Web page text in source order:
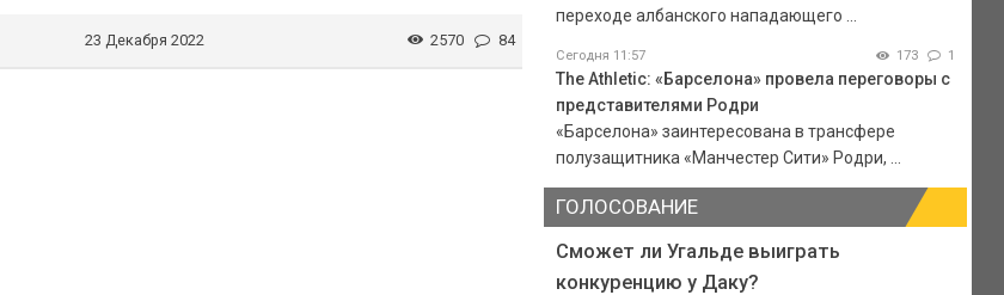
23 Декабря 2022 2570 84
переходе албанского нападающего ...
Сегодня 11:57 173 1
The Athletic: «Барселона» провела переговоры с
представителями Родри
«Барселона» заинтересована в трансфере
полузащитника «Манчестер Сити» Родри, ...
ГОЛОСОВАНИЕ
Сможет ли Угальде выиграть
конкуренцию у Даку?